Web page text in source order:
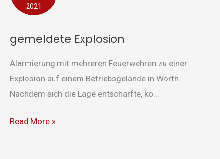
2021
gemeldete Explosion
Alarmierung mit mehreren Feuerwehren zu einer
Explosion auf einem Betriebsgelände in Wörth.
Nachdem sich die Lage entschärfte, ko...
Read More »